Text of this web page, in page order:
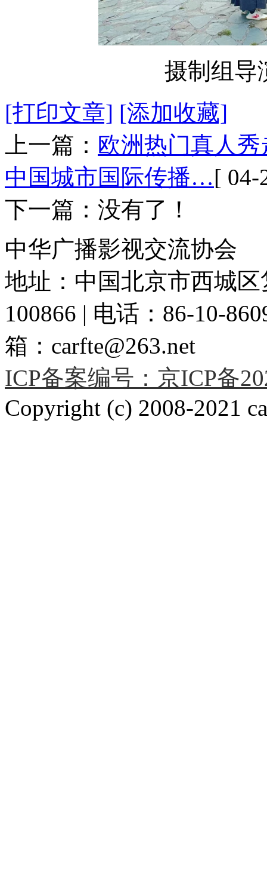
摄制组导
[打印文章] [添加收藏]
上一篇： 欧洲热门真人
中国城市国际传播…[ 04-
下一篇：没有了！
中华广播影视交流协会
地址：中国北京市西城
100866 | 电话：86-10-
箱：carfte@263.net
ICP备案编号：京ICP备
Copyright (c) 2008-2021